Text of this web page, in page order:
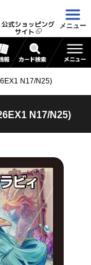
公式ショッピング
サイト
メニュー
N17/N25)
N17/N25)